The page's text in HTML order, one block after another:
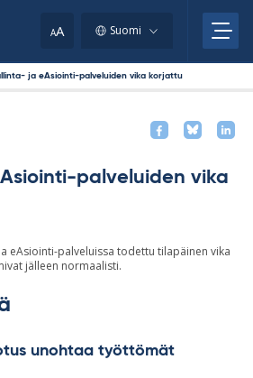
AA Suomi
ja eAsiointi-palveluiden vika korjattu
palveluiden vika
eAsiointi-palveluissa todettu tilapäinen vika
jälleen normaalisti.
unoh­taa työt­tö­mät